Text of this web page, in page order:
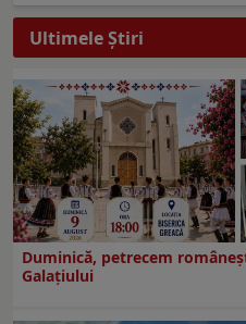
Ultimele Ştiri
Duminică, petrecem
Galaţiului